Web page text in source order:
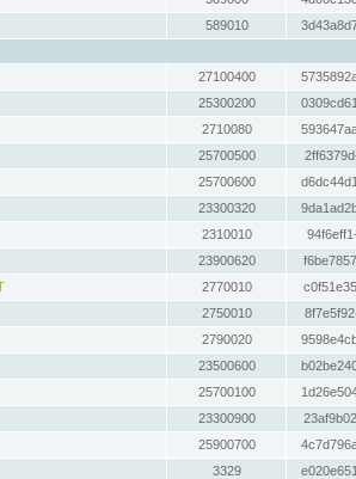
589010
27100400
25300200
2710080
25700500
25700600
23300320
2310010
23900620
2770010
2750010
2790020
23500600
25700100
23300900
25900700
3329